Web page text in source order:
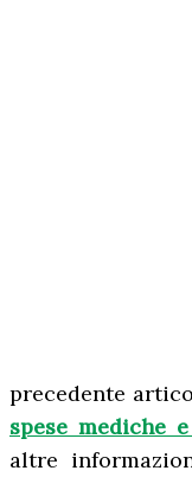
precedente
spese mediche
altre